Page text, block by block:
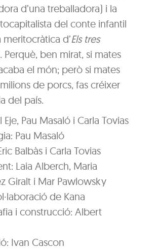
d’una treballadora) i la
del conte infantil
meritocràtica d’Els tres
Perquè, ben mirat, si mates
el món; però si mates
de porcs, fas créixer
del país.
Eje, Pau Masaló i Carla Tovias
Pau Masaló
Balbàs i Carla Tovias
Laia Alberch, Maria
Giralt i Mar Pawlowsky
de Kana
i construcció: Albert
Ivan Cascon